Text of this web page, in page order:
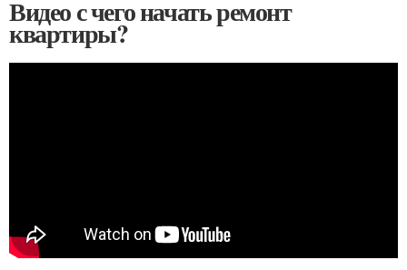
Видео с чего начать ремонт
квартиры?